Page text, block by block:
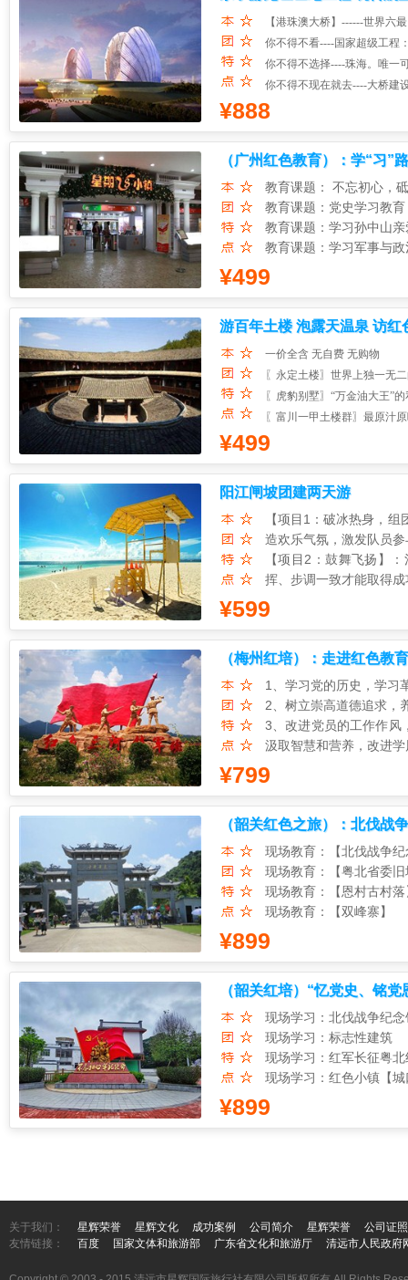
【港珠澳大桥】------世界六
你不得不看----国家超级工程
你不得不选择----珠海。唯一
你不得不现在就去----大桥建
珠海作为首批确立的经济特
里的桥梁工程和6.7公里的海
海直达船航道桥、九洲航道
年。
行程特色：
1.海---观世纪工程《港珠澳大
2.陆---珠海标志性建筑《日
3.空---特别安排《北理工珠
¥888
（广州红色教育）：学“习
教育课题： 不忘初心，
教育课题：党史学习教
教育课题：学习孙中山
教育课题：学习军事与
¥499
游百年土楼 泡露天温泉 访
一价全含 无自费 无购物
〖永定土楼〗世界上独一无
〖虎豹别墅〗“万金油大王”
〖富川一甲土楼群〗最原汁
〖长汀古城〗 “中国最美丽的
〖土楼晚宴〗品尝正宗客家
¥499
阳江闸坡团建两天游
【项目1：破冰热身，
造欢乐气氛，激发队员
【项目2：鼓舞飞扬】
挥、步调一致才能取得成
【项目3、群龙取水】：
中体会团队的合力和感
【项目4：分享总结】：
创新意识等得到明显提升
¥599
（梅州红培）：走进红色教
梅州三河坝战役纪念园、叶
1、学习党的历史，学习
2、树立崇高道德追求，
3、改进党员的工作作风
汲取智慧和营养，改进
4、重塑清晰明了党员的
性情。
¥799
（韶关红色之旅）：北伐战
途二日游
现场教育：【北伐战争
现场教育：【粤北省委
现场教育：【恩村古村落
现场教育：【双峰寨】
¥899
（韶关红培）“忆党史、铭
现场学习：北伐战争纪念
现场学习：标志性建筑
现场学习：红军长征粤
现场学习：红色小镇【
¥899
关于我们： 星辉荣誉 星辉文化 成功案例 公司简介 星辉荣誉
公司证
友情链接：
百度 国家文体和旅游部 广东省文化和旅游厅 清远市人民政府